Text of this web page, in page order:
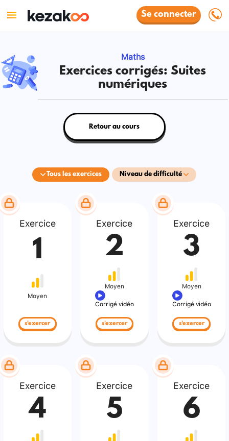
Se connecter
Maths
Exercices corrigés: Suites
numériques
Tous les exercices Niveau de difficulté
Retour au cours
Exercice
1
Moyen
s'exercer
Exercice
2
Moyen
Corrigé vidéo
s'exercer
Exercice
3
Moyen
Corrigé vidéo
s'exercer
Exercice
4
Exercice
5
Exercice
6